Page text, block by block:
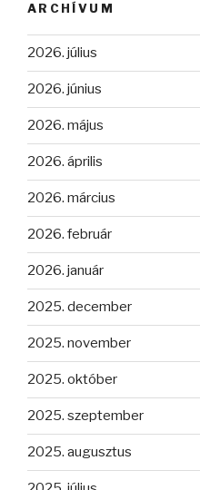
ARCHÍVUM
2026. július
2026. június
2026. május
2026. április
2026. március
2026. február
2026. január
2025. december
2025. november
2025. október
2025. szeptember
2025. augusztus